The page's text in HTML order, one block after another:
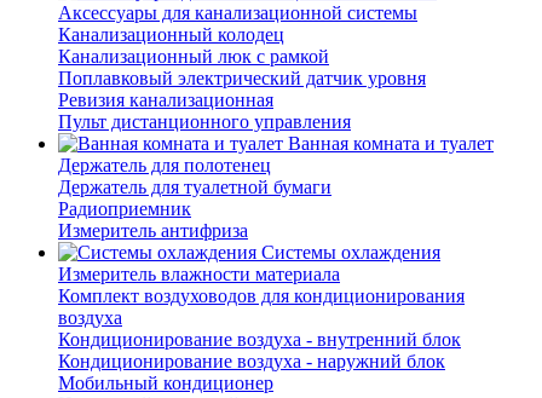
Аксессуары для канализационной системы
Канализационный колодец
Канализационный люк с рамкой
Поплавковый электрический датчик уровня
Ревизия канализационная
Пульт дистанционного управления
Ванная комната и туалет
Держатель для полотенец
Держатель для туалетной бумаги
Радиоприемник
Измеритель антифриза
Системы охлаждения
Измеритель влажности материала
Комплект воздуховодов для кондиционирования
воздуха
Кондиционирование воздуха - внутренний блок
Кондиционирование воздуха - наружний блок
Мобильный кондиционер